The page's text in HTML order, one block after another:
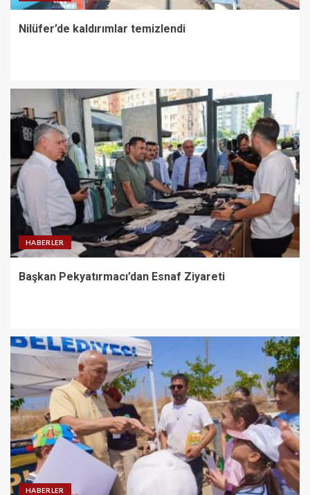
Nilüfer’de kaldırımlar temizlendi
HABERLER
Başkan Pekyatırmacı’dan Esnaf Ziyareti
HABERLER